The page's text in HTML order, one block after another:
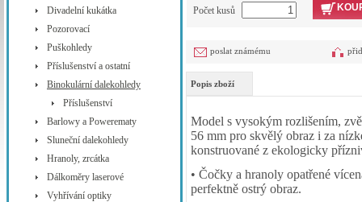
Divadelní kukátka
Pozorovací
Puškohledy
Příslušenství a ostatní
Binokulární dalekohledy
Příslušenství
Barlowy a Powerematy
Sluneční dalekohledy
Hranoly, zrcátka
Dálkoměry laserové
Vyhřívání optiky
Počet kusů
poslat známému
Popis zboží
Model s vysokým rozlišením,
56 mm pro skvělý obraz i za
konstruované z ekologicky
• Čočky a hranoly opatřené
perfektně ostrý obraz.